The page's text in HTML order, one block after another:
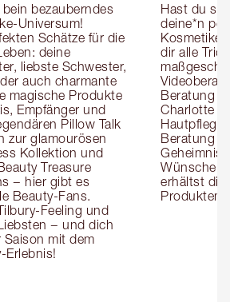
bezauberndes
Universum!
Schätze für die
deine
liebste Schwester,
auch charmante
magische Produkte
Empfänger und
Pillow Talk
zur glamourösen
Kollektion und
Treasure
− hier gibt es
Beauty-Fans.
Feeling und
− und dich
mit dem
Erlebnis!
Hast du
deine*n
dir alle
Beratung
Charlotte
Beratung
Wünsche
erhältst die